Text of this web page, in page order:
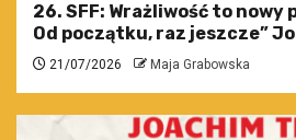
26. SFF: Wrażliwość to nowy
Od początku, raz jeszcze”
21/07/2026 Maja Grabowska